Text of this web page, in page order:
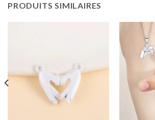
PRODUITS SIMILAIRES